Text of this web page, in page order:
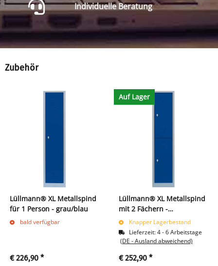
Individuelle Beratung
Zubehör
Lüllmann® XL Metallspind
für 1 Person - grau/blau
bald verfügbar
€ 226,90 *
Auf Lager
Lüllmann® XL Metallspind
mit 2 Fächern -
lichtgrau/blau
Knapper Lagerbestand
Lieferzeit:4 - 6 Arbeitstage
(DE - Ausland abweichend)
€ 252,90 *